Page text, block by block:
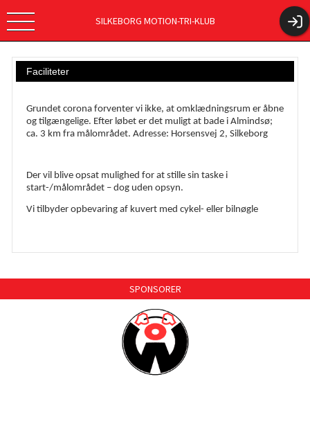
SILKEBORG MOTION-TRI-KLUB
Faciliteter
Grundet corona forventer vi ikke, at omklædningsrum er åbne
og tilgængelige. Efter løbet er det muligt at bade i Almindsø;
ca. 3 km fra målområdet. Adresse: Horsensvej 2, Silkeborg
Der vil blive opsat mulighed for at stille sin taske i
start-/målområdet – dog uden opsyn.
Vi tilbyder opbevaring af kuvert med cykel- eller bilnøgle
SPONSORER